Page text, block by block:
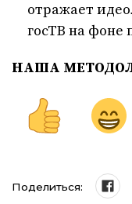
отражает
госТВ на фоне
НАША
Поделиться: